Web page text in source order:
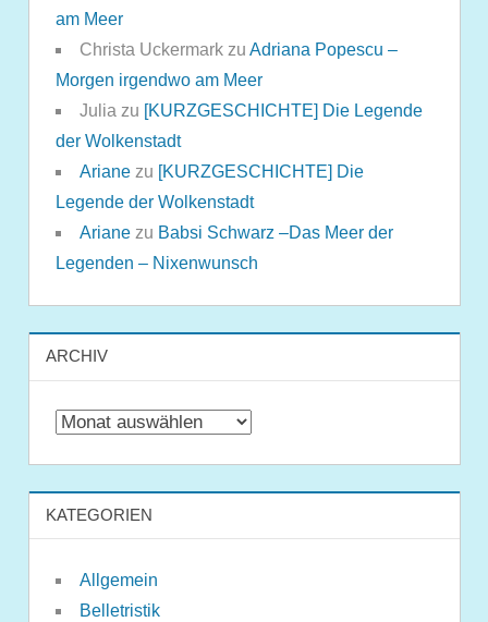
am Meer
Christa Uckermarkzu Adriana Popescu –
Morgen irgendwo am Meer
Julia zu [KURZGESCHICHTE] Die Legende
der Wolkenstadt
Arianezu [KURZGESCHICHTE] Die
Legende der Wolkenstadt
Arianezu Babsi Schwarz –Das Meer der
Legenden – Nixenwunsch
ARCHIV
Archiv
KATEGORIEN
Allgemein
Belletristik